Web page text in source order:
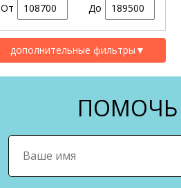
От До
дополнительные фильтры ▼
ПОМОЧЬ